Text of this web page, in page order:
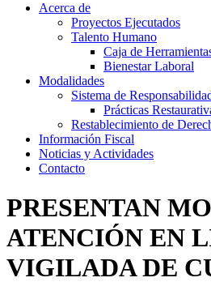
Acerca de
Proyectos Ejecutados
Talento Humano
Caja de
Bienestar Laboral
Modalidades
Sistema de
Prácticas
Restablecimiento de
Información Fiscal
Noticias y Actividades
Contacto
PRESENTAN
ATENCIÓN EN
VIGILADA DE